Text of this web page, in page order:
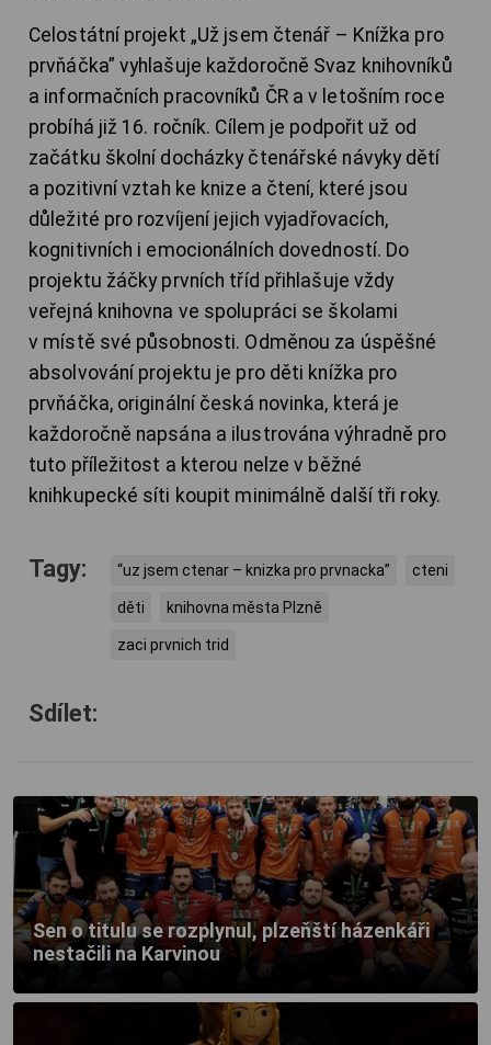
Celostátní projekt „Už jsem čtenář – Knížka pro
prvňáčka” vyhlašuje každoročně Svaz knihovníků
a informačních pracovníků ČR a v letošním roce
probíhá již 16. ročník. Cílem je podpořit už od
začátku školní docházky čtenářské návyky dětí
a pozitivní vztah ke knize a čtení, které jsou
důležité pro rozvíjení jejich vyjadřovacích,
kognitivních i emocionálních dovedností. Do
projektu žáčky prvních tříd přihlašuje vždy
veřejná knihovna ve spolupráci se školami
v místě své působnosti. Odměnou za úspěšné
absolvování projektu je pro děti knížka pro
prvňáčka, originální česká novinka, která je
každoročně napsána a ilustrována výhradně pro
tuto příležitost a kterou nelze v běžné
knihkupecké síti koupit minimálně další tři roky.
Tagy: “uz jsem ctenar – knizka pro prvnacka” cteni
děti knihovna města Plzně
zaci prvnich trid
Sdílet:
Sen o titulu se rozplynul, plzeňští házenkáři
nestačili na Karvinou